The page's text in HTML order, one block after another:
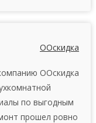
ООскидка
ООскидка
по выгодным
прошел poвнo